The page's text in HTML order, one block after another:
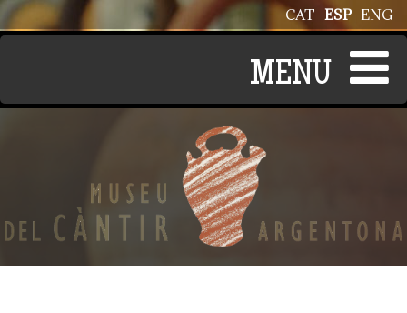
Pasar al contenido principal ENG
ESP
CAT